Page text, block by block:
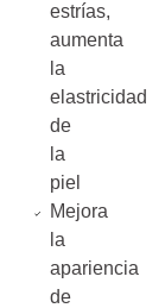
estrías,
aumenta
la
elastricidad
de
la
piel
Mejora
la
apariencia
de